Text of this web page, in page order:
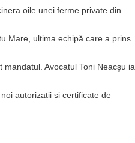
oile unei ferme private din
Mare, ultima echipă care a prins
Avocatul Toni Neacşu ia
autorizații și certificate de